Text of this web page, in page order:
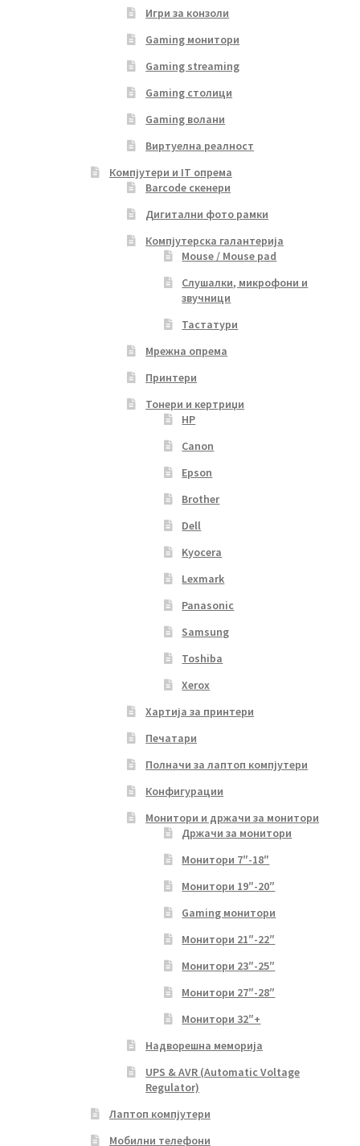
Игри за конзоли
Gaming монитори
Gaming streaming
Gaming столици
Gaming волани
Виртуелна реалност
Компјутери и IT опрема
Barcode скенери
Дигитални фото рамки
Компјутерска галантерија
Mouse / Mouse pad
Слушалки, микрофони и
звучници
Тастатури
Мрежна опрема
Принтери
Тонери и кертриџи
HP
Canon
Epson
Brother
Dell
Kyocera
Lexmark
Panasonic
Samsung
Toshiba
Xerox
Хартија за принтери
Печатари
Полначи за лаптоп компјутери
Конфигурации
Монитори и држачи за монитори
Држачи за монитори
Монитори 7″-18″
Монитори 19″-20″
Gaming монитори
Монитори 21″-22″
Монитори 23″-25″
Монитори 27″-28″
Монитори 32″+
Надворешна меморија
UPS & AVR (Automatic Voltage
Regulator)
Лаптоп компјутери
Мобилни телефони